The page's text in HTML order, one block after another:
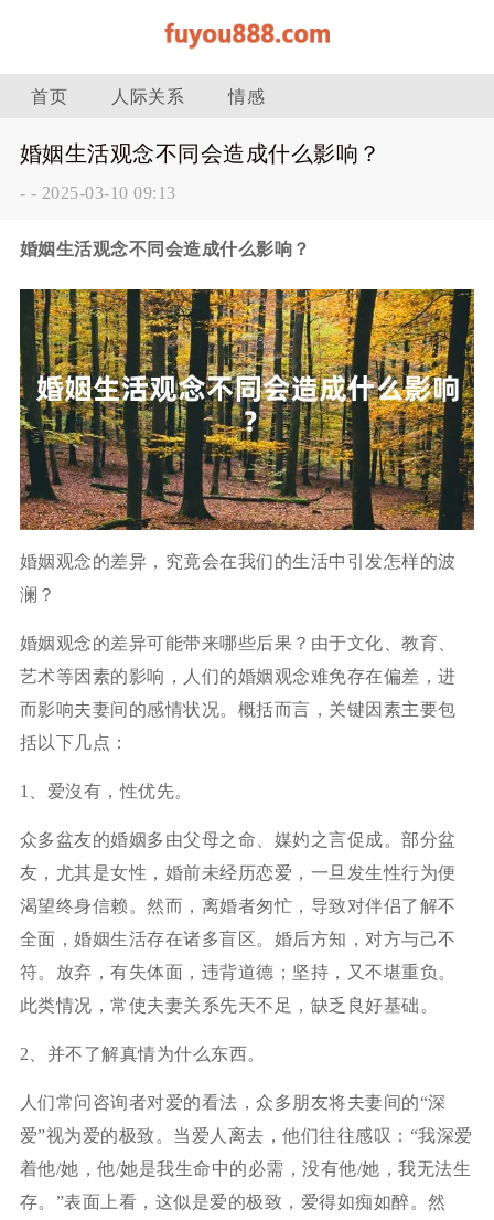
首页 人际关系 情感
婚姻生活观念不同会造成什么影响？
- - 2025-03-10 09:13
婚姻生活观念不同会造成什么影响？
婚姻观念的差异，究竟会在我们的生活中引发怎样的波
澜？
婚姻观念的差异可能带来哪些后果？由于文化、教育、
艺术等因素的影响，人们的婚姻观念难免存在偏差，进
而影响夫妻间的感情状况。概括而言，关键因素主要包
括以下几点：
1、爱沒有，性优先。
众多盆友的婚姻多由父母之命、媒妁之言促成。部分盆
友，尤其是女性，婚前未经历恋爱，一旦发生性行为便
渴望终身信赖。然而，离婚者匆忙，导致对伴侣了解不
全面，婚姻生活存在诸多盲区。婚后方知，对方与己不
符。放弃，有失体面，违背道德；坚持，又不堪重负。
此类情况，常使夫妻关系先天不足，缺乏良好基础。
2、并不了解真情为什么东西。
人们常问咨询者对爱的看法，众多朋友将夫妻间的“深
爱”视为爱的极致。当爱人离去，他们往往感叹：“我深爱
着他/她，他/她是我生命中的必需，没有他/她，我无法生
存。”表面上看，这似是爱的极致，爱得如痴如醉。然